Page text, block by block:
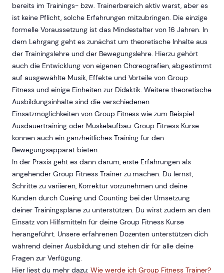
bereits im Trainings- bzw. Trainerbereich aktiv warst, aber es
ist keine Pflicht, solche Erfahrungen mitzubringen. Die einzige
formelle Voraussetzung ist das Mindestalter von 16 Jahren. In
dem Lehrgang geht es zunächst um theoretische Inhalte aus
der Trainingslehre und der Bewegungslehre. Hierzu gehört
auch die Entwicklung von eigenen Choreografien, abgestimmt
auf ausgewählte Musik, Effekte und Vorteile von Group
Fitness und einige Einheiten zur Didaktik. Weitere theoretische
Ausbildungsinhalte sind die verschiedenen
Einsatzmöglichkeiten von Group Fitness wie zum Beispiel
Ausdauertraining oder Muskelaufbau. Group Fitness Kurse
können auch ein ganzheitliches Training für den
Bewegungsapparat bieten.
In der Praxis geht es dann darum, erste Erfahrungen als
angehender Group Fitness Trainer zu machen. Du lernst,
Schritte zu variieren, Korrektur vorzunehmen und deine
Kunden durch Cueing und Counting bei der Umsetzung
deiner Trainingspläne zu unterstützen. Du wirst zudem an den
Einsatz von Hilfsmitteln für deine Group Fitness Kurse
herangeführt. Unsere erfahrenen Dozenten unterstützen dich
während deiner Ausbildung und stehen dir für alle deine
Fragen zur Verfügung.
Hier liest du mehr dazu: Wie werde ich Group Fitness Trainer?